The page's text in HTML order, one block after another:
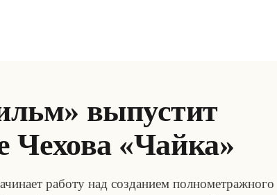
выпустит
Чехова «Чайка»
работу над созданием полнометражного